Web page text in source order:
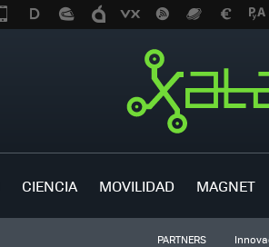
CIENCIA MOVILIDAD MAGNET
PARTNERS